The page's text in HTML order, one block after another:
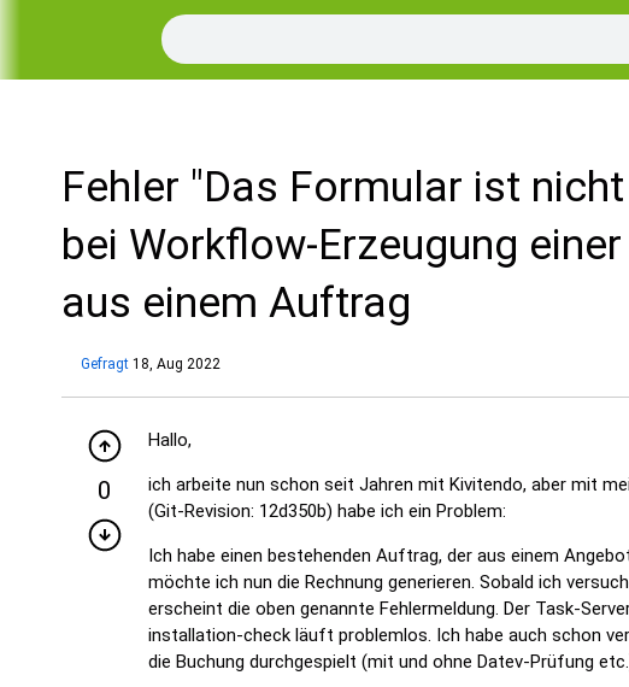
Fehler "Das Formular ist
bei Workflow-Erzeugung
aus einem Auftrag
Gefragt 18, Aug 2022
0
Hallo,
ich arbeite nun schon seit Jahren mit Kivitendo, aber mit
(Git-Revision: 12d350b) habe ich ein Problem:
Ich habe einen bestehenden Auftrag, der aus einem
möchte ich nun die Rechnung generieren. Sobald ich
erscheint die oben genannte Fehlermeldung. Der Task-
installation-check läuft problemlos. Ich habe auch schon
die Buchung durchgespielt (mit und ohne Datev-Prüfung